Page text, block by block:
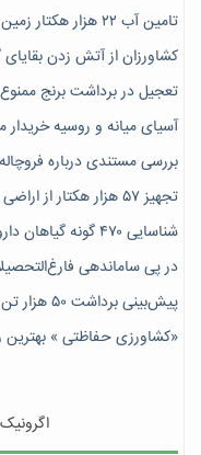
تامین آب ۲۲ هزار هکتار زمین کشاورزی از طریق سدهای خراسان شمالی
کشاورزان از آتش زدن
تعجیل در برداشت برنج ممنوع
آسیای میانه و روسیه
بررسی مستندی درباره
تجهیز ۵۷ هزار هکتار از اراضی لرستان به سیستم آبیاری نوین
شناسایی ۴۷٠ گونه گیاهان دارویی در آذربایجان غربی
در پی ساماندهی
پیش‎‌بینی برداشت ۵۰ هزار تن هلو از باغات چهارمحال و بختیاری
«کشاورزی حفاظتی » بهترین